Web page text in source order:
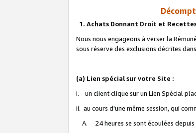
1. Achats Donnant Droit et
Nous nous engageons à verser la
sous réserve des exclusions décrites
(a) Lien spécial sur votre Site :
i. un client clique sur un Lien Spécial
ii. au cours d'une même session, qui
A. 24 heures se sont écoulées depuis